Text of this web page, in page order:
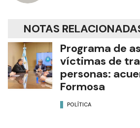
NOTAS
Programa de
víctimas de
personas:
Formosa
POLÍTICA